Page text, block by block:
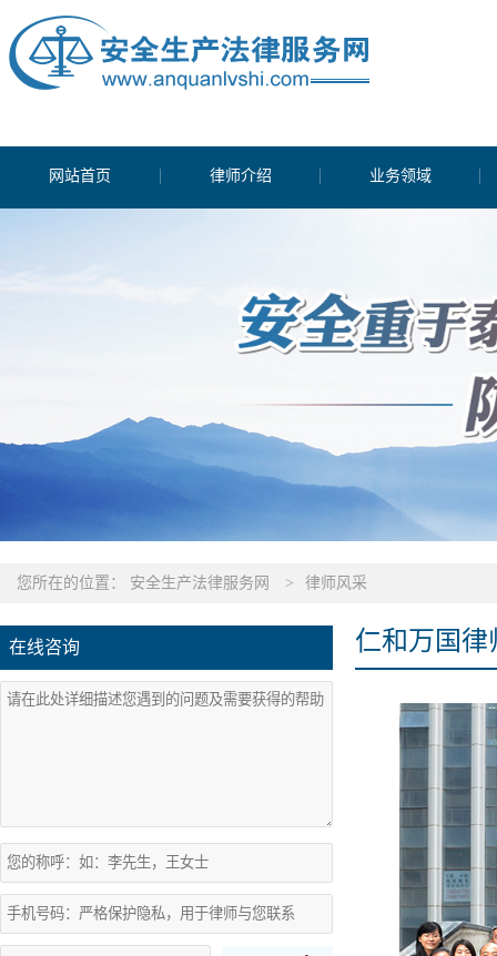
网站首页 律师介绍 业务领域
您所在的位置： 安全生产法律服务网 > 律师风采
在线咨询 仁和万国律